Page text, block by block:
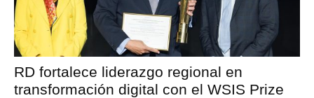
RD fortalece liderazgo regional en
transformación digital con el WSIS Prize